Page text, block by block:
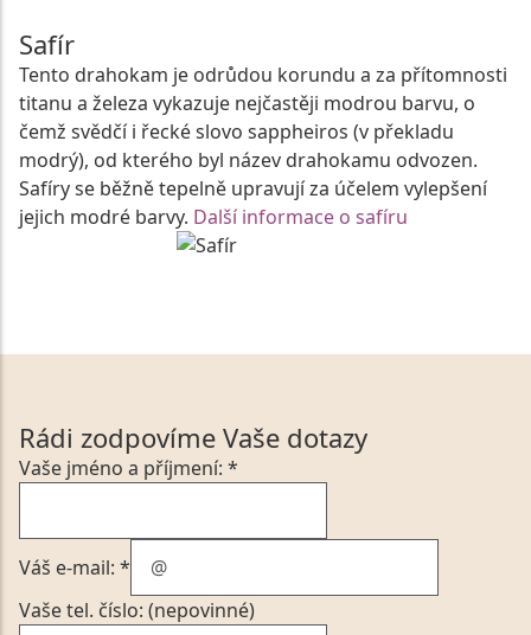
Safír
Tento drahokam je odrůdou korundu a za přítomnosti
titanu a železa vykazuje nejčastěji modrou barvu, o
čemž svědčí i řecké slovo sappheiros (v překladu
modrý), od kterého byl název drahokamu odvozen.
Safíry se běžně tepelně upravují za účelem vylepšení
jejich modré barvy. Další informace o safíru
Rádi zodpovíme Vaše dotazy
Vaše jméno a příjmení: *
Váš e-mail: *
Vaše tel. číslo: (nepovinné)